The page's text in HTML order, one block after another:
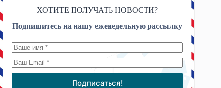
ХОТИТЕ ПОЛУЧАТЬ НОВОСТИ?
Подпишитесь на нашу еженедельную рассылку
Подписаться!